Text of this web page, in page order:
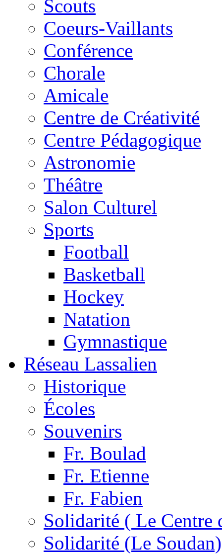
Scouts
Coeurs-Vaillants
Conférence
Chorale
Amicale
Centre de Créativité
Centre Pédagogique
Astronomie
Théâtre
Salon Culturel
Sports
Football
Basketball
Hockey
Natation
Gymnastique
Réseau Lassalien
Historique
Écoles
Souvenirs
Fr. Boulad
Fr. Etienne
Fr. Fabien
Solidarité ( Le Centre
Solidarité (Le Soudan)